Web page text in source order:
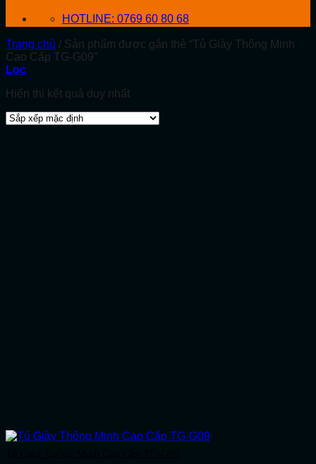
HOTLINE: 0769 60 80 68
Trang chủ / Sản phẩm được gắn thẻ “Tủ Giày Thông Minh
Cao Cấp TG-G09”
Lọc
Hiển thị kết quả duy nhất